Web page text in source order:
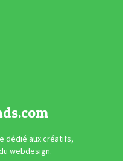
dédié aux créatifs,
webdesign.